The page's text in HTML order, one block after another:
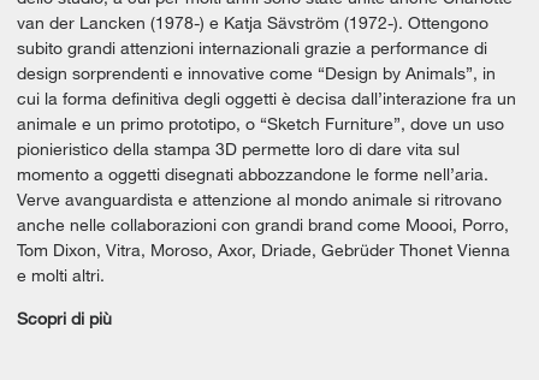
van der Lancken (1978-) e Katja Sävström (1972-). Ottengono
subito grandi attenzioni internazionali grazie a performance di
design sorprendenti e innovative come “Design by Animals”, in
cui la forma definitiva degli oggetti è decisa dall’interazione fra un
animale e un primo prototipo, o “Sketch Furniture”, dove un uso
pionieristico della stampa 3D permette loro di dare vita sul
momento a oggetti disegnati abbozzandone le forme nell’aria.
Verve avanguardista e attenzione al mondo animale si ritrovano
anche nelle collaborazioni con grandi brand come Moooi, Porro,
Tom Dixon, Vitra, Moroso, Axor, Driade, Gebrüder Thonet Vienna
e molti altri.
Scopri di più